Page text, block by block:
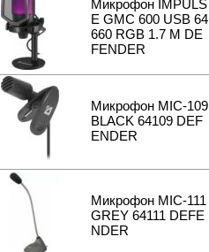
Микрофон IMPULS
E GMC 600 USB 64
660 RGB 1.7 M DE
FENDER
Микрофон MIC-109
BLACK 64109 DEF
ENDER
Микрофон MIC-111
GREY 64111 DEFE
NDER